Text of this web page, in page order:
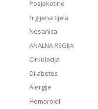
Posjekotine
higijena tijela
Nesanica
ANALNA REGIJA
Cirkulacija
Dijabetes
Alergije
Hemoroidi